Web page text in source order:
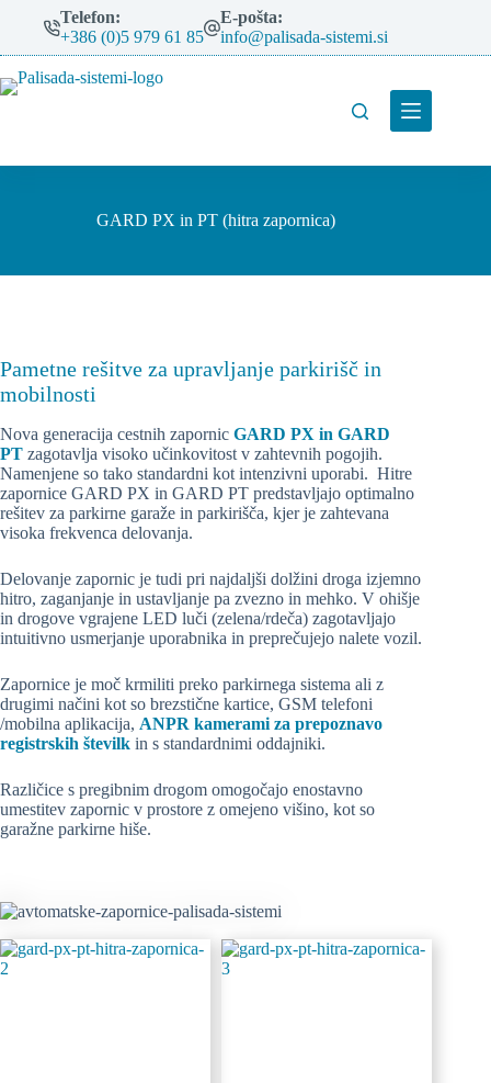
Telefon:
+386 (0)5 979 61 85
E-pošta:
info@palisada-sistemi.si
GARD PX in PT (hitra zapornica)
Pametne rešitve za upravljanje parkirišč in
mobilnosti
Nova generacija cestnih zapornic GARD PX in GARD
PT zagotavlja visoko učinkovitost v zahtevnih pogojih.
Namenjene so tako standardni kot intenzivni uporabi. Hitre
zapornice GARD PX in GARD PT predstavljajo optimalno
rešitev za parkirne garaže in parkirišča, kjer je zahtevana
visoka frekvenca delovanja.
Delovanje zapornic je tudi pri najdaljši dolžini droga izjemno
hitro, zaganjanje in ustavljanje pa zvezno in mehko. V ohišje
in drogove vgrajene LED luči (zelena/rdeča) zagotavljajo
intuitivno usmerjanje uporabnika in preprečujejo nalete vozil.
Zapornice je moč krmiliti preko parkirnega sistema ali z
drugimi načini kot so brezstične kartice, GSM telefoni
/mobilna aplikacija, ANPR kamerami za prepoznavo
registrskih številk in s standardnimi oddajniki.
Različice s pregibnim drogom omogočajo enostavno
umestitev zapornic v prostore z omejeno višino, kot so
garažne parkirne hiše.